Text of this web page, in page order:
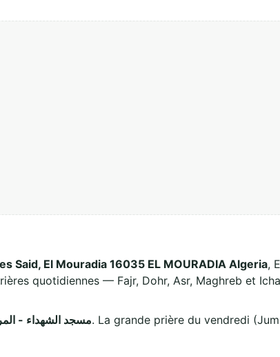
Said, El Mouradia 16035 EL MOURADIA Algeria,
quotidiennes — Fajr, Dohr, Asr, Maghreb et
مسجد الشهداء -. La grande prière du vendredi